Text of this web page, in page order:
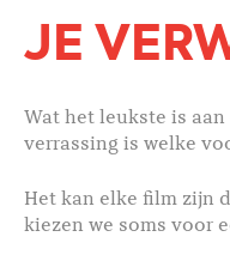
JE
Wat het leukste is
verrassing is welke
Het kan elke film zijn
kiezen we soms voor